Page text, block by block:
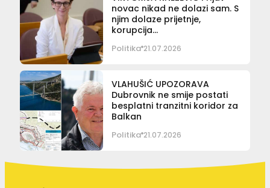
novac nikad ne dolazi sam. S
njim dolaze prijetnje,
korupcija…
Politika 21.07.2026
VLAHUŠIĆ UPOZORAVA
Dubrovnik ne smije postati
besplatni tranzitni koridor za
Balkan
Politika 21.07.2026